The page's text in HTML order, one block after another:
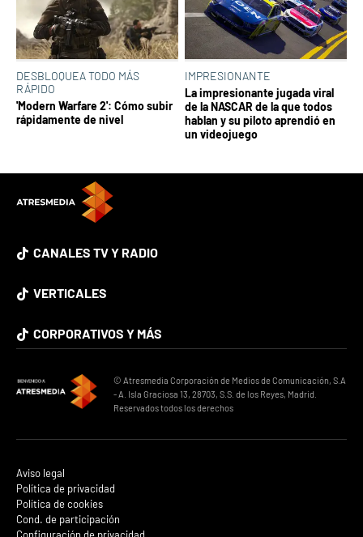
DESBLOQUEA TODO MÁS
RÁPIDO
'Modern Warfare 2': Cómo subir
rápidamente de nivel
IMPRESIONANTE
La impresionante jugada viral
de la NASCAR de la que todos
hablan y su piloto aprendió en
un videojuego
CANALES TV Y RADIO
VERTICALES
CORPORATIVOS Y MÁS
© Atresmedia Corporación de Medios de Comunicación, S.A
- A. Isla Graciosa 13, 28703, S.S. de los Reyes, Madrid.
Reservados todos los derechos
Aviso legal
Política de privacidad
Política de cookies
Cond. de participación
Configuración de privacidad